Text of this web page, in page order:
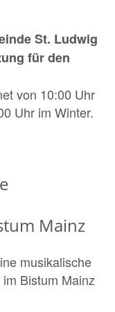
St. Ludwig
für den
von 10:00 Uhr
Uhr im Winter.
Mainz
musikalische
Bistum Mainz